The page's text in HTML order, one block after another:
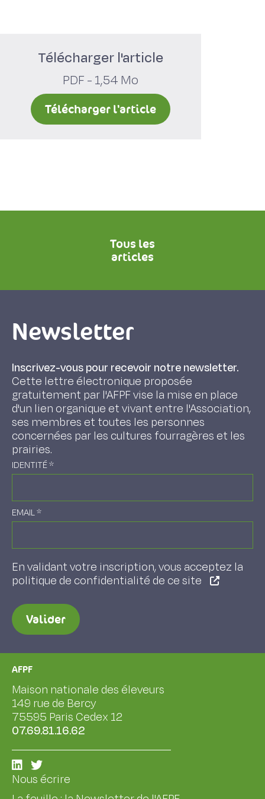
Télécharger l'article
PDF - 1,54 Mo
Télécharger l'article
Tous les
articles
Newsletter
Inscrivez-vous pour recevoir notre newsletter.
Cette lettre électronique proposée
gratuitement par l'AFPF vise la mise en place
d'un lien organique et vivant entre l'Association,
ses membres et toutes les personnes
concernées par les cultures fourragères et les
prairies.
IDENTITÉ*
EMAIL*
En validant votre inscription, vous acceptez la
politique de confidentialité de ce site
Valider
AFPF
Maison nationale des éleveurs
149 rue de Bercy
75595 Paris Cedex 12
07.69.81.16.62
Nous écrire